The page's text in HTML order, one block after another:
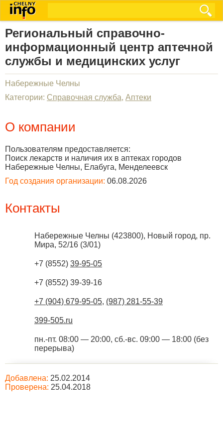
Региональный cправочно-
информационный центр аптечной
службы и медицинских услуг
Набережные Челны
Категории: Справочная служба, Аптеки
О компании
Пользователям предоставляется:
Поиск лекарств и наличия их в аптеках городов
Набережные Челны, Елабуга, Менделеевск
Год создания организации: 06.08.2026
Контакты
Набережные Челны (423800), Новый город, пр.
Мира, 52/16 (3/01)
+7 (8552) 39-95-05
+7 (8552) 39-39-16
+7 (904) 679-95-05, (987) 281-55-39
399-505.ru
пн.-пт. 08:00 — 20:00, сб.-вс. 09:00 — 18:00 (без
перерыва)
Добавлена: 25.02.2014
Проверена: 25.04.2018